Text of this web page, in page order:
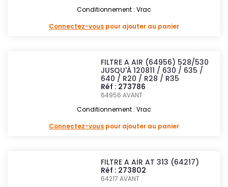
Conditionnement : Vrac
Connectez-vous pour ajouter au panier
FILTRE A AIR (64956) 528/530
JUSQU'À 120811 / 630 / 635 /
640 / R20 / R28 / R35
Réf : 273786
64956AVANT
Conditionnement : Vrac
Connectez-vous pour ajouter au panier
FILTRE A AIR AT 313 (64217)
Réf : 273802
64217AVANT